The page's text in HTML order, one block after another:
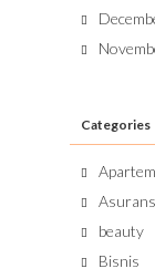
Categories
beauty
Bisnis